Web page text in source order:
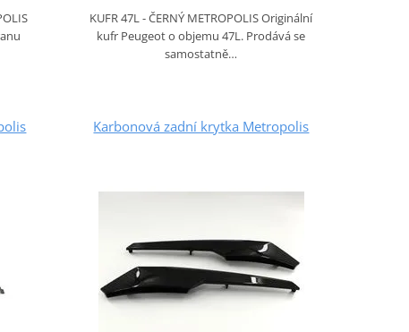
KUFR 47L - ČERNÝ METROPOLIS Originální
kufr Peugeot o objemu 47L. Prodává se
samostatně…
Karbonová zadní krytka Metropolis